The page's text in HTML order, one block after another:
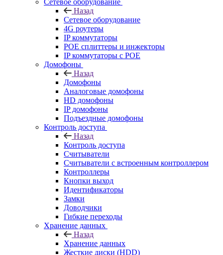
Сетевое оборудование
Назад
Сетевое оборудование
4G роутеры
IP коммутаторы
POE сплиттеры и инжекторы
IP коммутаторы с POE
Домофоны
Назад
Домофоны
Аналоговые домофоны
HD домофоны
IP домофоны
Подъездные домофоны
Контроль доступа
Назад
Контроль доступа
Считыватели
Считыватели с встроенным контроллером
Контроллеры
Кнопки выход
Идентификаторы
Замки
Доводчики
Гибкие переходы
Хранение данных
Назад
Хранение данных
Жесткие диски (HDD)